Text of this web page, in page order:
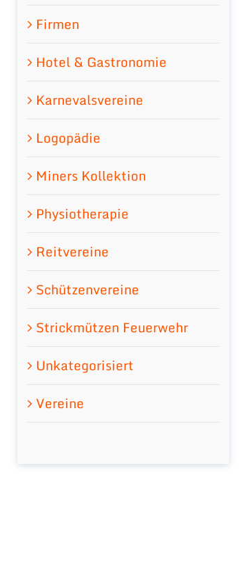
Firmen
Hotel & Gastronomie
Karnevalsvereine
Logopädie
Miners Kollektion
Physiotherapie
Reitvereine
Schützenvereine
Strickmützen Feuerwehr
Unkategorisiert
Vereine